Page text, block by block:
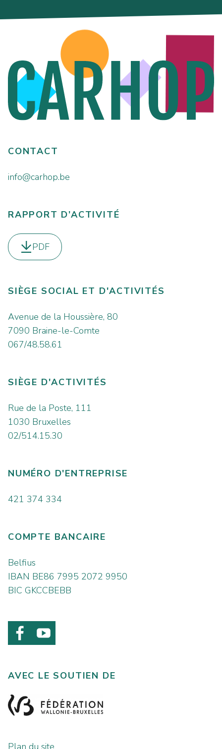
CONTACT
info@carhop.be
RAPPORT D’ACTIVITÉ
Télécharger le
PDF
SIÈGE SOCIAL ET D'ACTIVITÉS
Avenue de la Houssière, 80
7090 Braine-le-Comte
067/48.58.61
SIÈGE D'ACTIVITÉS
Rue de la Poste, 111
1030 Bruxelles
02/514.15.30
NUMÉRO D'ENTREPRISE
421 374 334
COMPTE BANCAIRE
Belfius
IBAN BE86 7995 2072 9950
BIC GKCCBEBB
AVEC LE SOUTIEN DE